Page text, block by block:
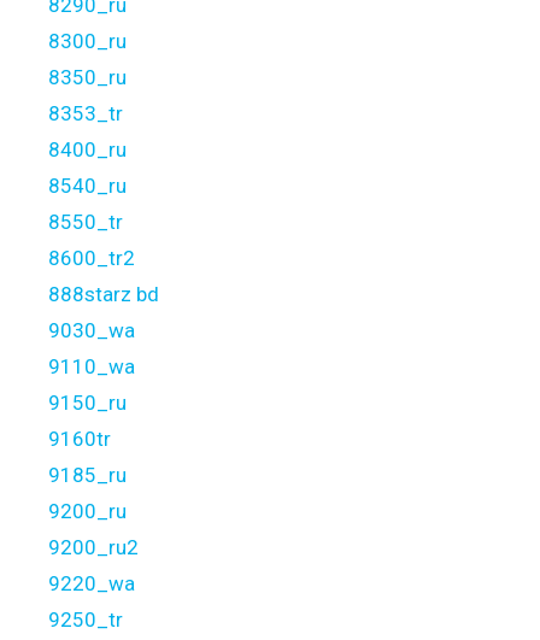
8290_ru
8300_ru
8350_ru
8353_tr
8400_ru
8540_ru
8550_tr
8600_tr2
888starz bd
9030_wa
9110_wa
9150_ru
9160tr
9185_ru
9200_ru
9200_ru2
9220_wa
9250_tr